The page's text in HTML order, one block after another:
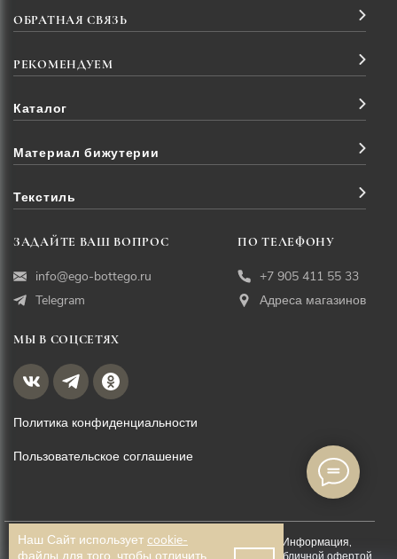
ОБРАТНАЯ СВЯЗЬ
РЕКОМЕНДУЕМ
Каталог
Материал бижутерии
Текстиль
ЗАДАЙТЕ ВАШ ВОПРОС
info@ego-bottego.ru
Telegram
ПО ТЕЛЕФОНУ
+7 905 411 55 33
Адреса магазинов
МЫ В СОЦСЕТЯХ
Политика конфиденциальности
Пользовательское соглашение
© EGO BOTTEGO, 2026. Все права защищены. Информация,
размещённая на данной странице, не является публичной офертой
Наш Сайт использует cookie-